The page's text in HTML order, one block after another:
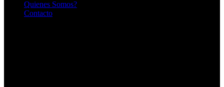
Quienes Somos?
Contacto